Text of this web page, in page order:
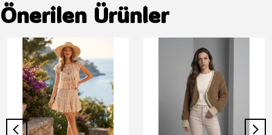
Önerilen Ürünler